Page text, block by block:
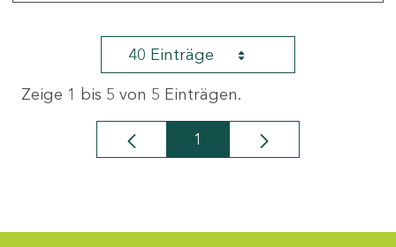
40 Einträge
Zeige 1 bis 5 von 5 Einträgen.
Seite
1